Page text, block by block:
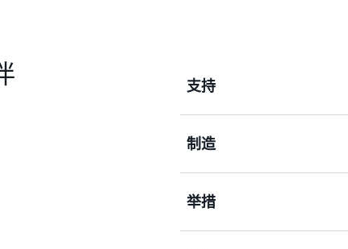
支持
支持供应链管理的平台。
制造
支持材料转换以及服务内
举措